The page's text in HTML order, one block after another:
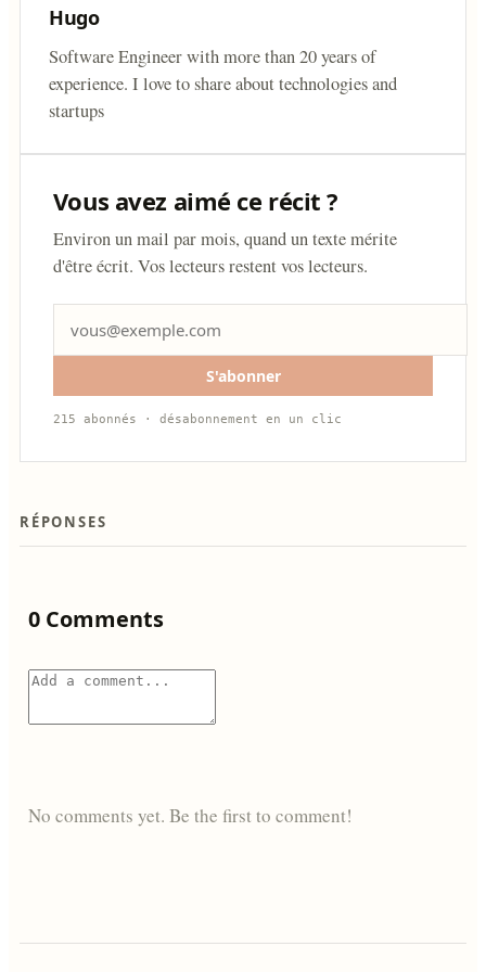
Hugo
Software Engineer with more than 20 years of
experience. I love to share about technologies and
startups
Vous avez aimé ce récit ?
Environ un mail par mois, quand un texte mérite
d'être écrit. Vos lecteurs restent vos lecteurs.
S'abonner
215 abonnés · désabonnement en un clic
RÉPONSES
0 Comments
No comments yet. Be the first to comment!